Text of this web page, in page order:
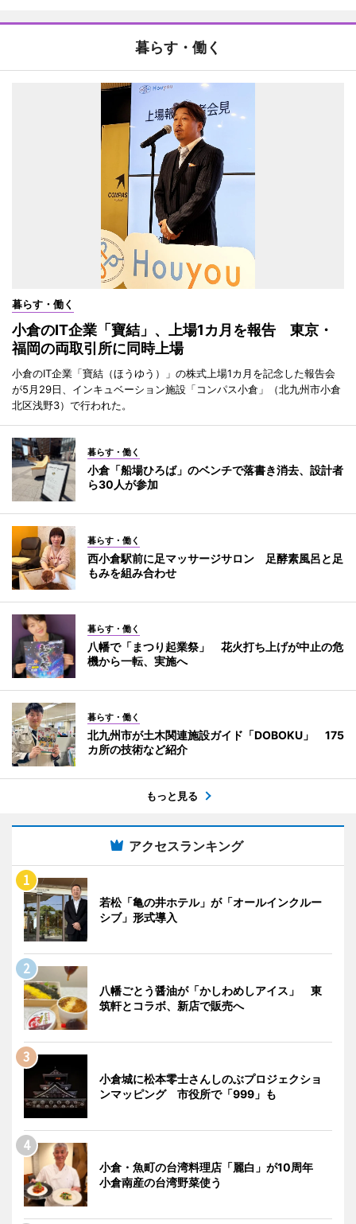
暮らす・働く
暮らす・働く
小倉のIT企業「寶結」、上場1カ月を報告 東京・
福岡の両取引所に同時上場
小倉のIT企業「寶結（ほうゆう）」の株式上場1カ月を記念した報告会
が5月29日、インキュベーション施設「コンパス小倉」（北九州市小倉
北区浅野3）で行われた。
暮らす・働く
小倉「船場ひろば」のベンチで落書き消去、設計者
ら30人が参加
暮らす・働く
西小倉駅前に足マッサージサロン 足酵素風呂と足
もみを組み合わせ
暮らす・働く
八幡で「まつり起業祭」 花火打ち上げが中止の危
機から一転、実施へ
暮らす・働く
北九州市が土木関連施設ガイド「DOBOKU」 175
カ所の技術など紹介
もっと見る
アクセスランキング
若松「亀の井ホテル」が「オールインクルー
シブ」形式導入
八幡ごとう醤油が「かしわめしアイス」 東
筑軒とコラボ、新店で販売へ
小倉城に松本零士さんしのぶプロジェクショ
ンマッピング 市役所で「999」も
小倉・魚町の台湾料理店「麗白」が10周年
小倉南産の台湾野菜使う